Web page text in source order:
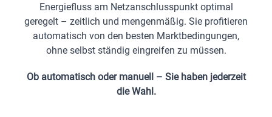
Energiefluss am Netzanschlusspunkt optimal
geregelt – zeitlich und mengenmäßig. Sie profitieren
automatisch von den besten Marktbedingungen,
ohne selbst ständig eingreifen zu müssen.
Ob automatisch oder manuell – Sie haben jederzeit
die Wahl.